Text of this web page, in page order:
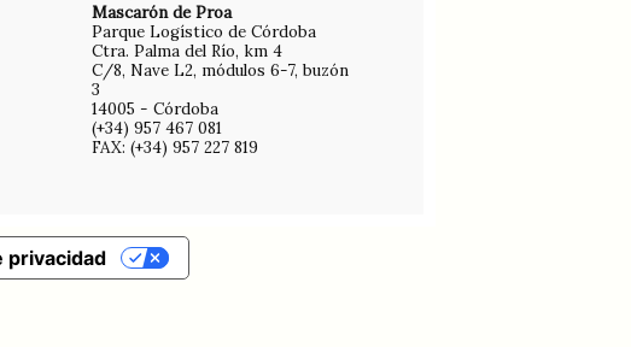
Mascarón de Proa
Parque Logístico de Córdoba
Ctra. Palma del Río, km 4
C/8, Nave L2, módulos 6-7, buzón
3
14005 - Córdoba
(+34) 957 467 081
FAX: (+34) 957 227 819
privacidad